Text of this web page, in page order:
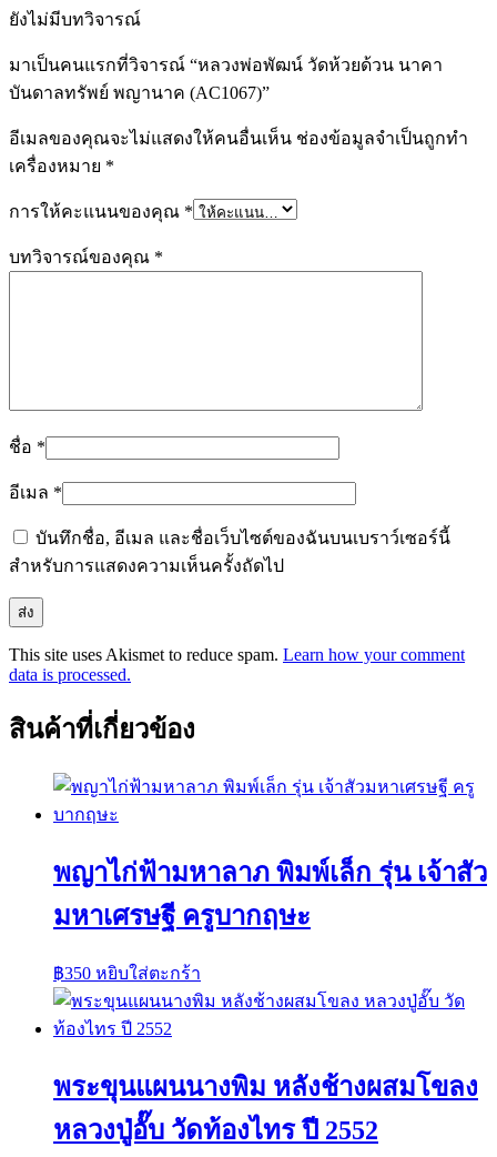
ยังไม่มีบทวิจารณ์
มาเป็นคนแรกที่วิจารณ์ “หลวงพ่อพัฒน์ วัดห้วยด้วน นาคา
บันดาลทรัพย์ พญานาค (AC1067)”
อีเมลของคุณจะไม่แสดงให้คนอื่นเห็น ช่องข้อมูลจำเป็นถูกทำ
เครื่องหมาย *
การให้คะแนนของคุณ *
บทวิจารณ์ของคุณ *
ชื่อ *
อีเมล *
บันทึกชื่อ, อีเมล และชื่อเว็บไซต์ของฉันบนเบราว์เซอร์นี้
สำหรับการแสดงความเห็นครั้งถัดไป
This site uses Akismet to reduce spam. Learn how your comment
data is processed.
สินค้าที่เกี่ยวข้อง
พญาไก่ฟ้ามหาลาภ พิมพ์เล็ก รุ่น เจ้าสัว
มหาเศรษฐี ครูบากฤษะ
฿350 หยิบใส่ตะกร้า
พระขุนแผนนางพิม หลังช้างผสมโขลง
หลวงปู่อั๊บ วัดท้องไทร ปี 2552